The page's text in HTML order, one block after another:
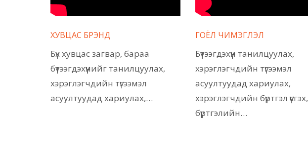
ХУВЦАС БРЭНД
Бүх хувцас загвар, бараа
бүтээгдэхүүнийг танилцуулах,
хэрэглэгчдийн түгээмэл
асуултуудад хариулах,…
ГОЁЛ ЧИМЭГЛЭЛ
Бүтээгдэхүүн танилцуулах,
хэрэглэгчдийн түгээмэл
асуултуудад хариулах,
хэрэглэгчдийн бүртгэл үүсгэх,
бүртгэлийн…